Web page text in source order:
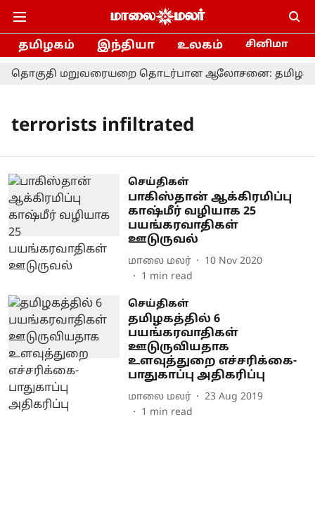
தமிழகம் இந்தியா உலகம் சினிமா
தொகுதி மறுவரையறை தொடர்பான ஆலோசனை: தமிழக
terrorists infiltrated
செய்திகள்
பாகிஸ்தான் ஆக்கிரமிப்பு
காஷ்மீர் வழியாக 25
பயங்கரவாதிகள்
ஊடுருவல்
மாலை மலர்
10 Nov 2020
1 min read
செய்திகள்
தமிழகத்தில் 6
பயங்கரவாதிகள்
ஊடுருவியதாக
உளவுத்துறை எச்சரிக்கை-
பாதுகாப்பு அதிகரிப்பு
மாலை மலர்
23 Aug 2019
1 min read